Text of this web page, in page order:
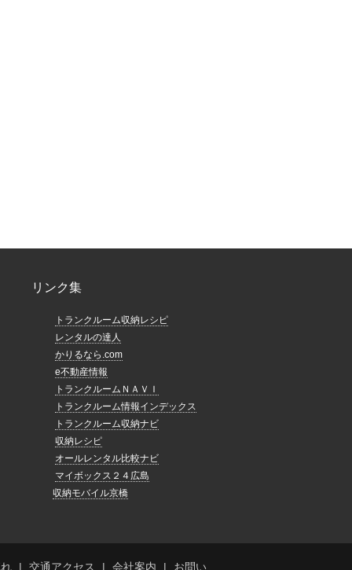
リンク集
トランクルーム収納レシピ
レンタルの達人
かりるなら.com
e不動産情報
トランクルームＮＡＶＩ
トランクルーム情報インデックス
トランクルーム収納ナビ
収納レシピ
オールレンタル比較ナビ
マイボックス２４広島
収納モバイル京橋
交通アクセス 会社案内 お問い